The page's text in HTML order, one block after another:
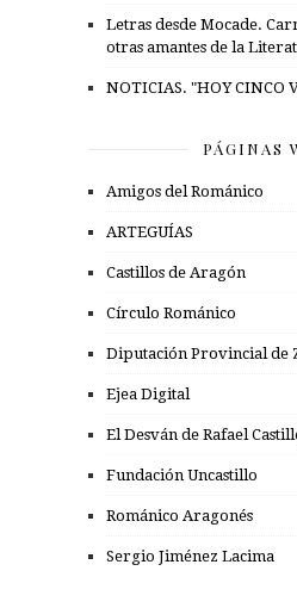
Letras desde Mocade.
otras amantes de la
NOTICIAS. "HOY CINCO
PÁGINAS
Amigos del Románico
ARTEGUÍAS
Castillos de Aragón
Círculo Románico
Diputación Provincial de
Ejea Digital
El Desván de Rafael
Fundación Uncastillo
Románico Aragonés
Sergio Jiménez Lacima